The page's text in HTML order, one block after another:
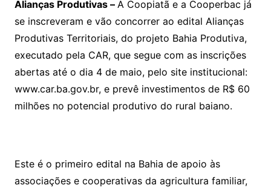
Alianças Produtivas – A Coopiatã e a Cooperbac já
se inscreveram e vão concorrer ao edital Alianças
Produtivas Territoriais, do projeto Bahia Produtiva,
executado pela CAR, que segue com as inscrições
abertas até o dia 4 de maio, pelo site institucional:
www.car.ba.gov.br, e prevê investimentos de R$ 60
milhões no potencial produtivo do rural baiano.
Este é o primeiro edital na Bahia de apoio às
associações e cooperativas da agricultura familiar,